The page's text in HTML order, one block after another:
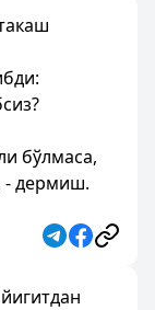
бўлмаса,
- дермиш.